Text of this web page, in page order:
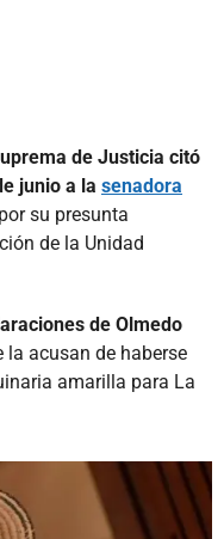
de Justicia citó
junio a la senadora
su presunta
de la Unidad
de Olmedo
la acusan de haberse
amarilla para La